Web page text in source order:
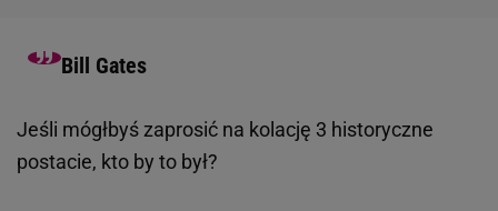
Bill Gates
Jeśli mógłbyś zaprosić na kolację 3 historyczne
postacie, kto by to był?